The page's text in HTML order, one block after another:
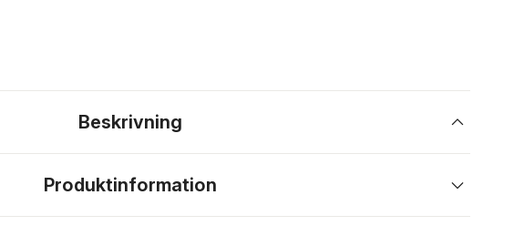
Beskrivning
Produktinformation